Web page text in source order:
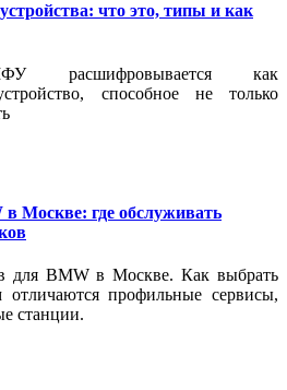
что это, типы и как
расшифровывается как
способное не только
Москве: где обслуживать
для BMW в Москве. Как выбрать
профильные сервисы,
станции.